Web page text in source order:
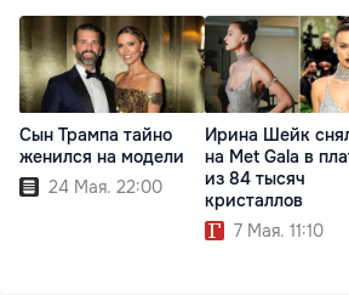
Сын Трампа тайно
женился на модели
24 Мая. 22:00
Ирина Шейк
на Met Gala в
из 84 тысяч
кристаллов
7 Мая. 11:10